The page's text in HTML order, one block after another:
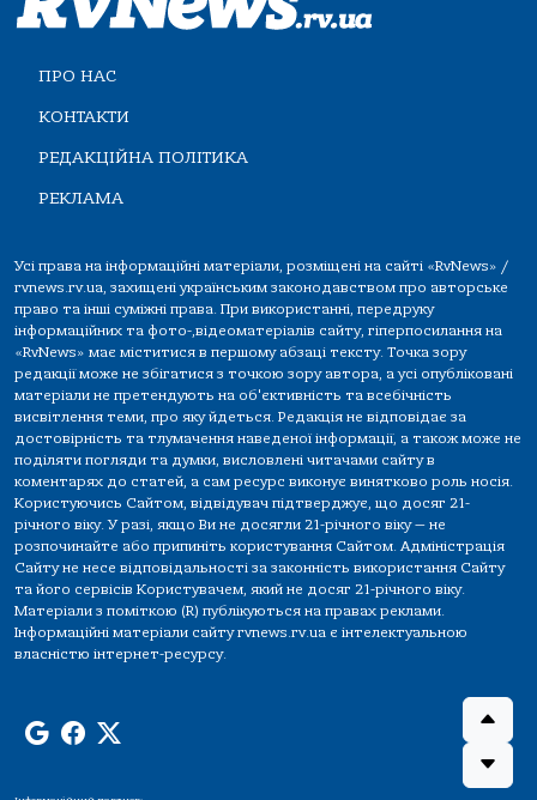
ПРО НАС
КОНТАКТИ
РЕДАКЦІЙНА ПОЛІТИКА
РЕКЛАМА
Усі права на інформаційні матеріали, розміщені на сайті «RvNews» /
rvnews.rv.ua, захищені українським законодавством про авторське
право та інші суміжні права. При використанні, передруку
інформаційних та фото-,відеоматеріалів сайту, гіперпосилання на
«RvNews» має міститися в першому абзаці тексту. Точка зору
редакції може не збігатися з точкою зору автора, а усі опубліковані
матеріали не претендують на об'єктивність та всебічність
висвітлення теми, про яку йдеться. Редакція не відповідає за
достовірність та тлумачення наведеної інформації, а також може не
поділяти погляди та думки, висловлені читачами сайту в
коментарях до статей, а сам ресурс виконує винятково роль носія.
Користуючись Сайтом, відвідувач підтверджує, що досяг 21-
річного віку. У разі, якщо Ви не досягли 21-річного віку — не
розпочинайте або припиніть користування Сайтом. Адміністрація
Сайту не несе відповідальності за законність використання Сайту
та його сервісів Користувачем, який не досяг 21-річного віку.
Матеріали з поміткою (R) публікуються на правах реклами.
Інформаційні матеріали сайту rvnews.rv.ua є інтелектуальною
власністю інтернет-ресурсу.